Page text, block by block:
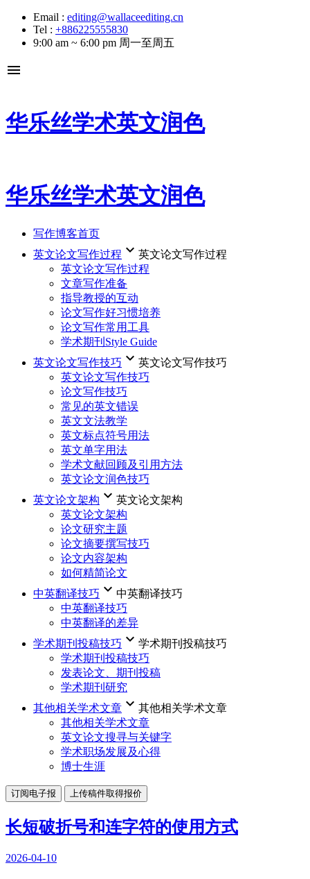
Email : editing@wallaceediting.cn
Tel : +886225555830
9:00 am ~ 6:00 pm 周一至周五
menu
华乐丝学术英文润色
华乐丝学术英文润色
写作博客首页
英文论文写作过程 keyboard_arrow_down 英文论文写作过程
英文论文写作过程
文章写作准备
指导教授的互动
论文写作好习惯培养
论文写作常用工具
学术期刊Style Guide
英文论文写作技巧 keyboard_arrow_down 英文论文写作技巧
英文论文写作技巧
论文写作技巧
常见的英文错误
英文文法教学
英文标点符号用法
英文单字用法
学术文献回顾及引用方法
英文论文润色技巧
英文论文架构 keyboard_arrow_down 英文论文架构
英文论文架构
论文研究主题
论文摘要撰写技巧
论文内容架构
如何精简论文
中英翻译技巧 keyboard_arrow_down 中英翻译技巧
中英翻译技巧
中英翻译的差异
学术期刊投稿技巧 keyboard_arrow_down 学术期刊投稿技巧
学术期刊投稿技巧
发表论文、期刊投稿
学术期刊研究
其他相关学术文章 keyboard_arrow_down 其他相关学术文章
其他相关学术文章
英文论文搜寻与关键字
学术职场发展及心得
博士生涯
订阅电子报 上传稿件取得报价
长短破折号和连字符的使用方式
2026-04-10